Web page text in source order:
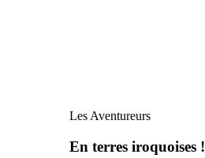
Les Aventureurs
En terres iroquoises !